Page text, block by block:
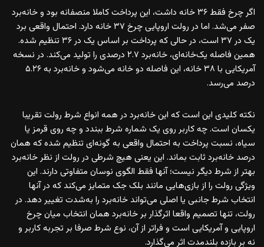
اگر چرخ فقط ۳۶ خانه داشت، این پرداخت کاملا منصفانه بود و خانه‌برد
صفر می‌شد. اما در رولت اروپایی چرخ ۳۷ خانه دارد. احتمال واقعی برد
یک در ۳۷ است، در حالی که پرداخت بر اساس یک در ۳۶ تنظیم شده.
همین فاصله یک‌خانه‌ای، خانه‌برد ۲.۷ درصدی را تولید می‌کند. در نسخه
آمریکایی با ۳۸ خانه، این فاصله دو خانه می‌شود و خانه‌برد به ۵.۲۶
درصد می‌رسد.
نکته کلیدی این است که این خانه‌برد در همه انواع شرط رولت تقریبا
یکسان است. چه کاربر روی یک شماره شرط ببندد و چه روی قرمز یا
سیاه، نسبت پرداخت به احتمال واقعی به گونه‌ای تنظیم شده که همان
درصد خانه‌برد ثابت بماند. این یعنی هیچ شرطی در رولت از نظر خانه‌برد
بهتر از شرط دیگر نیست؛ آنها فقط الگوی نوسان متفاوتی دارند. این
ویژگی رولت را از بازی‌هایی مانند بلک جک متمایز می‌کند که در آنها
انتخاب شرط جانبی یا اصلی می‌تواند خانه‌برد را به‌شدت تغییر دهد. در
رولت، تنها تصمیم واقعا اثرگذار بر خانه‌برد همان انتخاب میان چرخ
اروپایی و آمریکایی است و فراتر از آن، نوع شرط صرفا بر تجربه کاربر و
نه بر بازده بلندمدت اثر می‌گذارد.